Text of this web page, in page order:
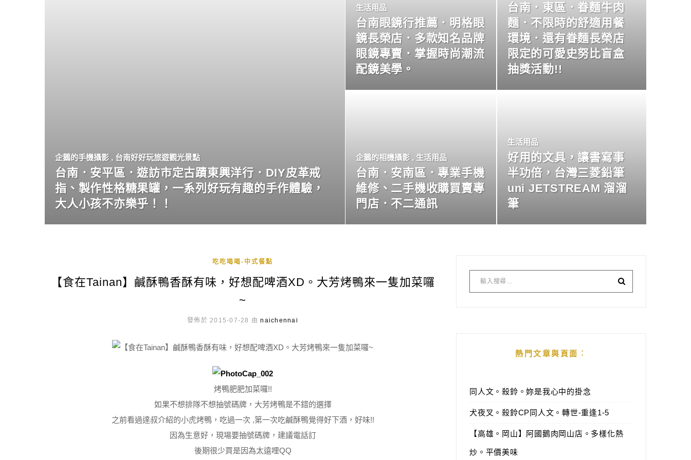
企鵝的手機攝影 , 台南好好玩旅遊觀光景點
台南．安平區．遊訪市定古蹟東興洋行．DIY皮革戒
指、製作性格糖果罐，一系列好玩有趣的手作體驗，
大人小孩不亦樂乎！！
生活用品
台南眼鏡行推薦．明格眼
鏡長榮店．多款知名品牌
眼鏡專賣．掌握時尚潮流
配鏡美學。
台南．東區．眷麵牛肉
麵．不限時的舒適用餐
環境．還有眷麵長榮店
限定的可愛史努比盲盒
抽獎活動!!
企鵝的相機攝影 , 生活用品
台南．安南區．專業手機
維修、二手機收購買賣專
門店．不二通訊
生活用品
好用的文具，讓書寫事
半功倍，台灣三菱鉛筆
uni JETSTREAM 溜溜
筆
吃吃喝喝-中式餐點
【食在Tainan】鹹酥鴨香酥有味，好想配啤酒XD。大芳烤鴨來一隻加菜囉
~
發佈於 2015-07-28 由naichennai
烤鴨肥肥加菜囉!!
如果不想排隊不想抽號碼牌，大芳烤鴨是不錯的選擇
之前看過達叔介紹的小虎烤鴨，吃過一次 ,第一次吃鹹酥鴨覺得好下酒，好味!!
因為生意好，現場要抽號碼牌，建議電話訂
後期很少買是因為太遠哩QQ
熱門文章與頁面︰
同人文。殺鈴。妳是我心中的掛念
犬夜叉。殺鈴CP同人文。轉世-重逢1-5
【高雄。岡山】阿國鵝肉岡山店。多樣化熱
炒。平價美味